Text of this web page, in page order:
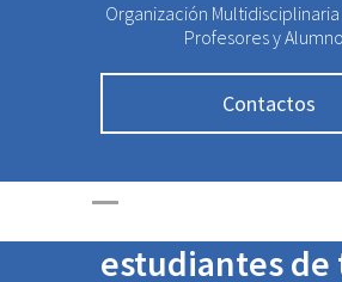
Organización
Profesores y
Contactos
Final de la
Nacional de
Matemática
más de 700
estudiantes de